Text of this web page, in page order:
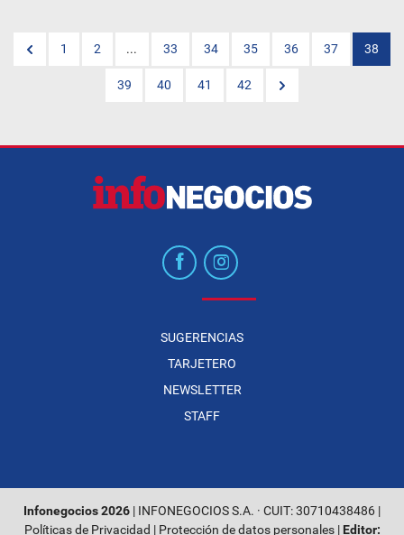
1 2 ... 33 34 35 36 37 38
39 40 41 42
SUGERENCIAS
TARJETERO
NEWSLETTER
STAFF
Infonegocios 2026 | INFONEGOCIOS S.A. · CUIT: 30710438486 |
Políticas de Privacidad | Protección de datos personales| Editor: